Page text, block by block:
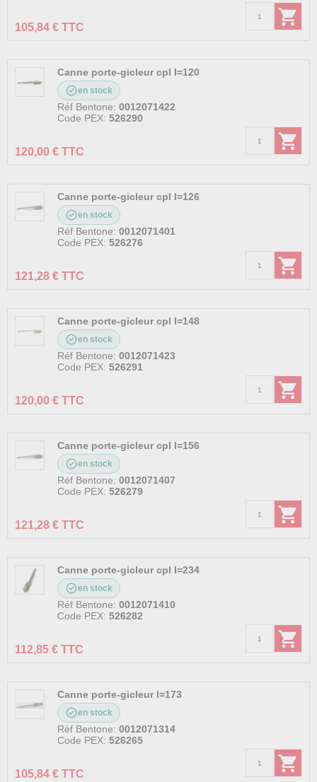
105,84 € TTC
Canne porte-gicleur cpl l=120
en stock
Réf Bentone: 0012071422
Code PEX: 526290
120,00 € TTC
Canne porte-gicleur cpl l=126
en stock
Réf Bentone: 0012071401
Code PEX: 526276
121,28 € TTC
Canne porte-gicleur cpl l=148
en stock
Réf Bentone: 0012071423
Code PEX: 526291
120,00 € TTC
Canne porte-gicleur cpl l=156
en stock
Réf Bentone: 0012071407
Code PEX: 526279
121,28 € TTC
Canne porte-gicleur cpl l=234
en stock
Réf Bentone: 0012071410
Code PEX: 526282
112,85 € TTC
Canne porte-gicleur l=173
en stock
Réf Bentone: 0012071314
Code PEX: 526265
105,84 € TTC